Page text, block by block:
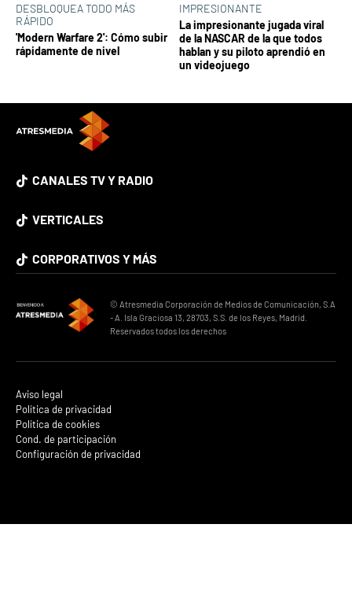
DESBLOQUEA TODO MÁS
RÁPIDO
'Modern Warfare 2': Cómo subir
rápidamente de nivel
IMPRESIONANTE
La impresionante jugada viral
de la NASCAR de la que todos
hablan y su piloto aprendió en
un videojuego
CANALES TV Y RADIO
VERTICALES
CORPORATIVOS Y MÁS
© Atresmedia Corporación de Medios de Comunicación, S.A
- A. Isla Graciosa 13, 28703, S.S. de los Reyes, Madrid.
Reservados todos los derechos
Aviso legal
Política de privacidad
Política de cookies
Cond. de participación
Configuración de privacidad